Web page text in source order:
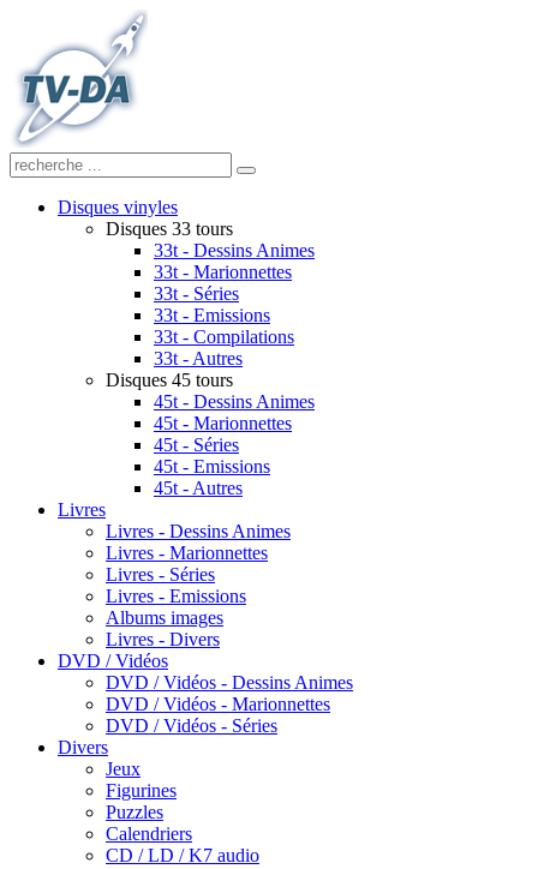
Disques vinyles
Disques 33 tours
33t - Dessins Animes
33t - Marionnettes
33t - Séries
33t - Emissions
33t - Compilations
33t - Autres
Disques 45 tours
45t - Dessins Animes
45t - Marionnettes
45t - Séries
45t - Emissions
45t - Autres
Livres
Livres - Dessins Animes
Livres - Marionnettes
Livres - Séries
Livres - Emissions
Albums images
Livres - Divers
DVD / Vidéos
DVD / Vidéos - Dessins Animes
DVD / Vidéos - Marionnettes
DVD / Vidéos - Séries
Divers
Jeux
Figurines
Puzzles
Calendriers
CD / LD / K7 audio